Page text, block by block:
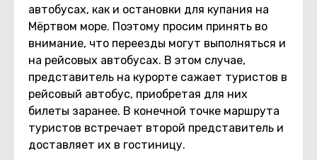
автобусах, как и остановки для купания на
Мёртвом море. Поэтому просим принять во
внимание, что переезды могут выполняться и
на рейсовых автобусах. В этом случае,
представитель на курорте сажает туристов в
рейсовый автобус, приобретая для них
билеты заранее. В конечной точке маршрута
туристов встречает второй представитель и
доставляет их в гостиницу.